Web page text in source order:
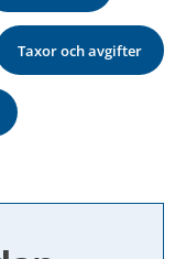
Taxor och avgifter